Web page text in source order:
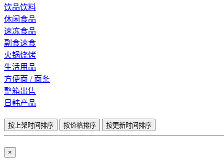
饮品饮料
休闲食品
速冻食品
副食速食
火锅烧烤
生活用品
方便面 / 面条
整箱出售
日韩产品
按上架时间排序 按价格排序 按更新时间排序
×